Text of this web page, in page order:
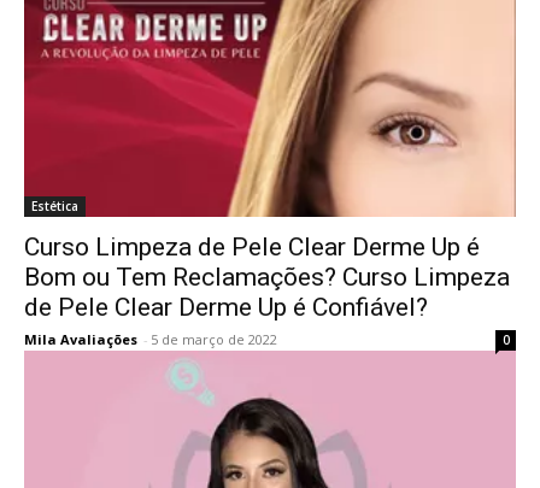
Estética
Curso Limpeza de Pele Clear Derme Up é
Bom ou Tem Reclamações? Curso Limpeza
de Pele Clear Derme Up é Confiável?
Mila Avaliações - 5 de março de 2022 0